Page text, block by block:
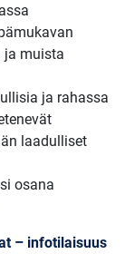
ja muista
ja rahassa
laadulliset
osana
– infotilaisuus